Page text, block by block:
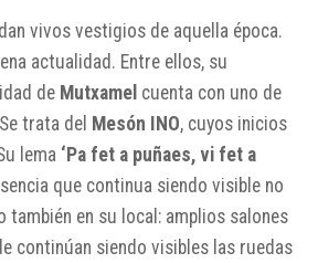
vivos vestigios de aquella época.
actualidad. Entre ellos, su
de Mutxamel cuenta con uno de
trata del Mesón INO, cuyos inicios
lema ‘Pa fet a puñaes, vi fet a
que continua siendo visible no
también en su local: amplios salones
continúan siendo visibles las ruedas